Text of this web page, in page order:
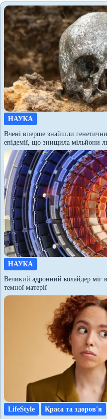
НАУКА
Вчені вперше знайшли
епідемії, що знищила мільйони
НАУКА
Великий адронний колайдер міг
темної матерії
LifeStyle Краса та здоров'я